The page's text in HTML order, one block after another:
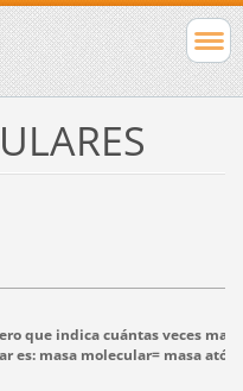
que indica cuántas veces
es: masa molecular= masa